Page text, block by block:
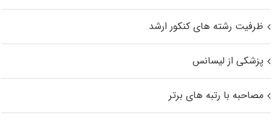
ظرفیت رشته های کنکور ارشد
پزشکی از لیسانس
مصاحبه با رتبه های برتر